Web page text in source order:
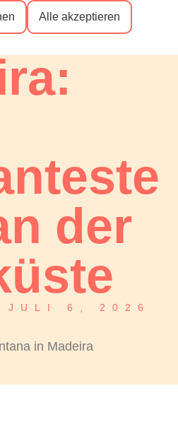
der
JULI 6, 2026
Alle akzeptieren